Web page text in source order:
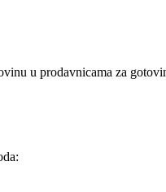
u prodavnicama za